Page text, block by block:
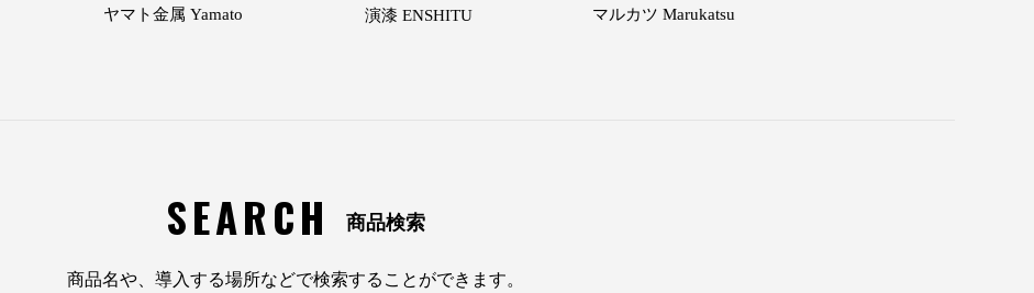
ヤマト金属 Yamato 演漆 ENSHITU マルカツ Marukatsu
SEARCH 商品検索
商品名や、導入する場所などで検索することができます。